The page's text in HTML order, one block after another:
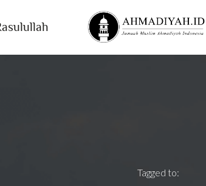
Tagged to: